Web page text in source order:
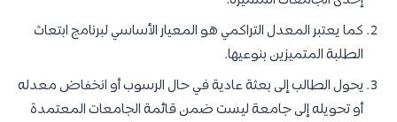
كما يعتبر المعدل التراكمي هو المعيار الأساسي لبرنامج ابتعاث
الطلبة المتميزين بنوعيها.
يحول الطالب إلى بعثة عادية في حال الرسوب أو انخفاض معدله
أو تحويله إلى جامعة ليست ضمن قائمة الجامعات المعتمدة